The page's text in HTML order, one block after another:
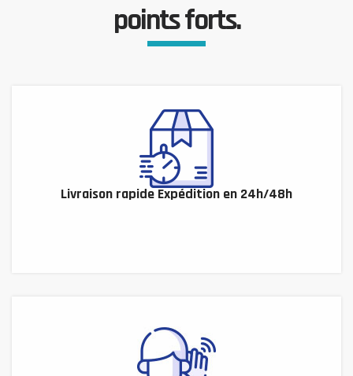
points forts.
Livraison rapide Expédition en 24h/48h